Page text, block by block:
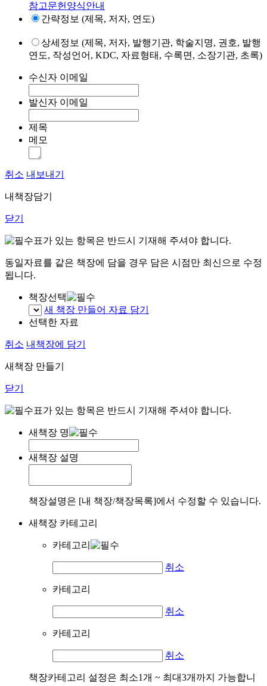
참고문헌양식안내
간략정보 (제목, 저자, 연도)
상세정보 (제목, 저자, 발행기관, 학술지명, 권호, 발행
연도, 작성언어, KDC, 자료형태, 수록면, 소장기관, 초록)
수신자 이메일
발신자 이메일
제목
메모
취소 내보내기
내책장담기
닫기
표가 있는 항목은 반드시 기재해 주셔야 합니다.
동일자료를 같은 책장에 담을 경우 담은 시점만 최신으로 수정
됩니다.
책장선택
새 책장 만들어 자료 담기
선택한 자료
취소 내책장에 담기
새책장 만들기
닫기
표가 있는 항목은 반드시 기재해 주셔야 합니다.
새책장 명
새책장 설명
책장설명은 [내 책장/책장목록]에서 수정할 수 있습니다.
새책장 카테고리
카테고리
취소
카테고리
취소
카테고리
취소
책장카테고리 설정은 최소1개 ~ 최대3개까지 가능합니